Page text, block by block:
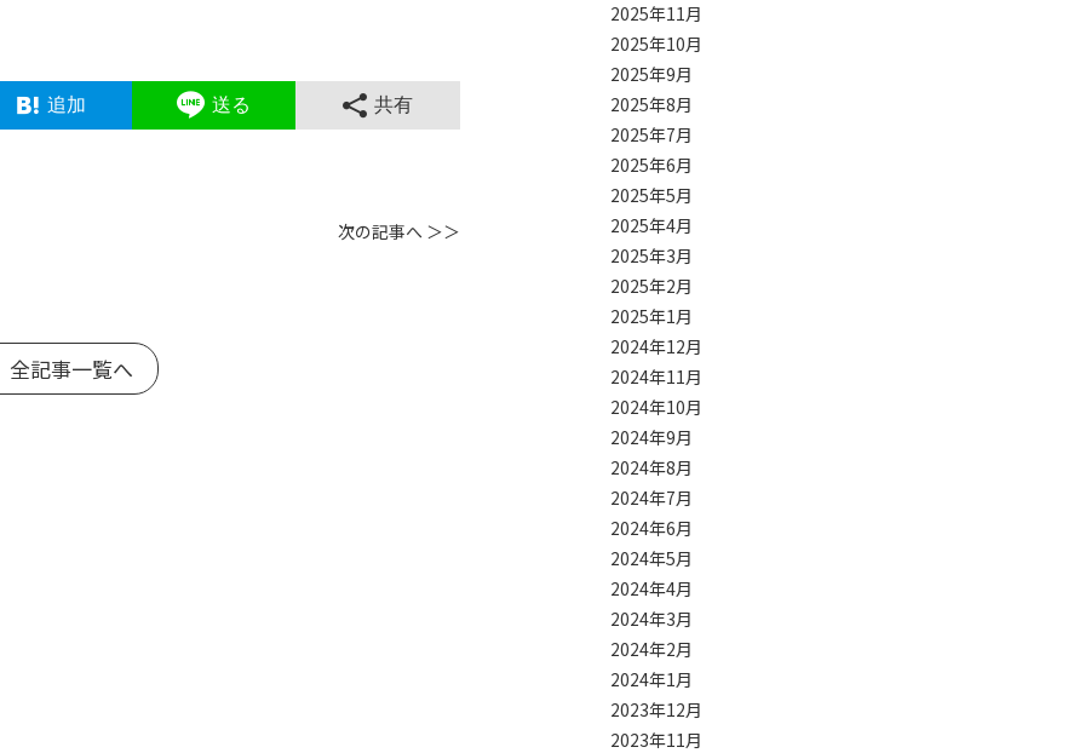
追加 送る 共有
次の記事へ ＞＞
記事一覧へ
2025年11月
2025年10月
2025年9月
2025年8月
2025年7月
2025年6月
2025年5月
2025年4月
2025年3月
2025年2月
2025年1月
2024年12月
2024年11月
2024年10月
2024年9月
2024年8月
2024年7月
2024年6月
2024年5月
2024年4月
2024年3月
2024年2月
2024年1月
2023年12月
2023年11月